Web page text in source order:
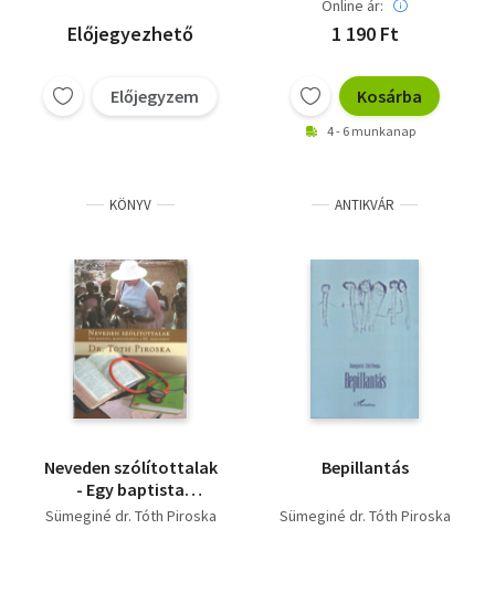
Előjegyezhető
Előjegyzem
Online ár:
1 190 Ft
Kosárba
4 - 6 munkanap
KÖNYV
Neveden szólítottalak
- Egy baptista
misszionárius a XX.
Sümeginé dr. Tóth Piroska
ANTIKVÁR
Bepillantás
Sümeginé dr. Tóth Piroska